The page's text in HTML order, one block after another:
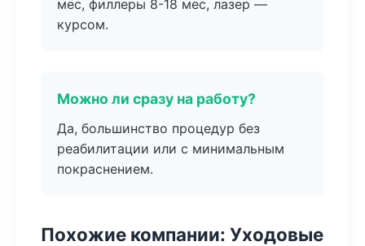
мес, филлеры 8-18 мес, лазер —
курсом.
Можно ли сразу на работу?
Да, большинство процедур без
реабилитации или с минимальным
покраснением.
Похожие компании: Уходовые